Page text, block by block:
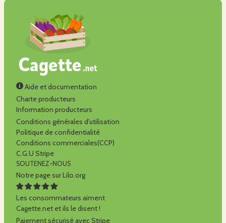
Aide et documentation
Charte producteurs
Information producteurs
Conditions générales d'utilisation
Politique de confidentialité
Conditions commerciales(CCP)
C.G.U Stripe
SOUTENEZ-NOUS
Notre page sur Lilo.org
Les consommateurs aiment
Cagette.net et ils le disent !
Paiement sécurisé avec Stripe